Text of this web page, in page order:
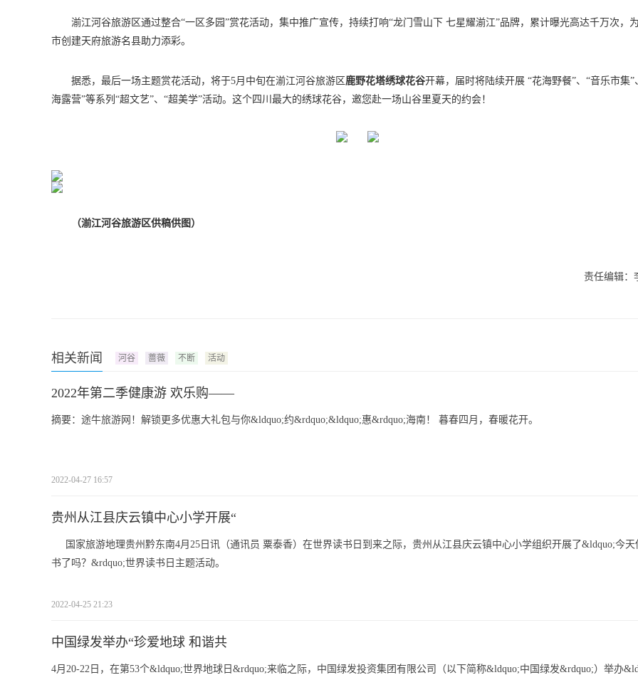
湔江河谷旅游区通过整合“一区多园”赏花活动，集中推广宣传，持续打响“龙门雪山下 七星耀湔江”品牌，累计曝光高达千万次，
市创建天府旅游名县助力添彩。
据悉，最后一场主题赏花活动，将于5月中旬在湔江河谷旅游区鹿野花塔绣球花谷开幕，届时将陆续开展 “花海野餐”、“音乐市集”
海露营”等系列“超文艺”、“超美学”活动。这个四川最大的绣球花谷，邀您赴一场山谷里夏天的约会！
（湔江河谷旅游区供稿供图）
责任编辑：
相关新闻 河谷 蔷薇 不断 活动
2022年第二季健康游 欢乐购——
摘要：途牛旅游网！解锁更多优惠大礼包与你&ldquo;约&rdquo;&ldquo;惠&rdquo;海南！ 暮春四月，春暖花开。
2022-04-27 16:57
贵州从江县庆云镇中心小学开展“
国家旅游地理贵州黔东南4月25日讯（通讯员 粟泰香）在世界读书日到来之际，贵州从江县庆云镇中心小学组织开展了&ldquo;今天
书了吗？&rdquo;世界读书日主题活动。
2022-04-25 21:23
中国绿发举办“珍爱地球 和谐共
4月20-22日，在第53个&ldquo;世界地球日&rdquo;来临之际，中国绿发投资集团有限公司（以下简称&ldquo;中国绿发&rdquo;）举办